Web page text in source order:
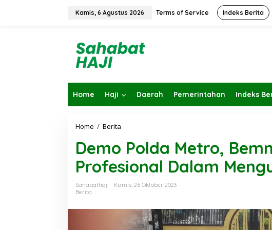
Kamis, 6 Agustus 2026 Terms of Service Indeks Berita
Home Haji Daerah Pemerintahan Indeks
Home / Berita
P
o
l
M
Demo Polda Metro,
Profesional Dalam
Sahabathaji
Kamis, 26 Oktober 2023
Berita